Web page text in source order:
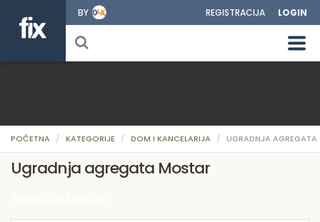
BY REGISTRACIJA LOGIN
POČETNA KATEGORIJE DOM I KANCELARIJA UGRADNJA AGREGATA
Ugradnja agregata Mostar